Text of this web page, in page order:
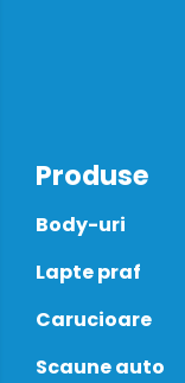
Produse
Body-uri
Lapte praf
Carucioare
Scaune auto